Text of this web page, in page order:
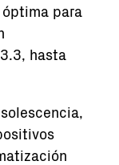
óptima para
hasta